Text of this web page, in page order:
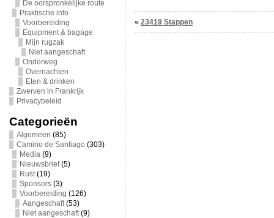
De oorspronkelijke route
Praktische info
Voorbereiding
Equipment & bagage
Mijn rugzak
Niet aangeschaft
Onderweg
Overnachten
Eten & drinken
Zwerven in Frankrijk
Privacybeleid
Categorieën
Algemeen (85)
Camino de Santiago (303)
Media(9)
Nieuwsbrief(5)
Rust(19)
Sponsors(3)
Voorbereiding (126)
Aangeschaft(53)
Niet aangeschaft(9)
« 23419 Stappen